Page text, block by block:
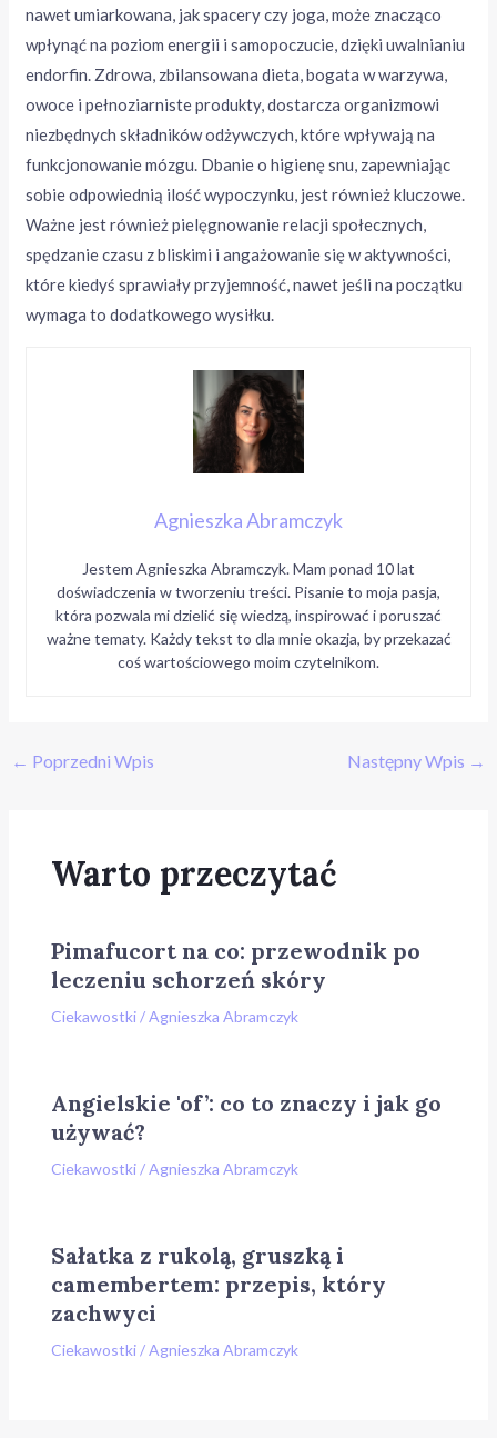
nawet umiarkowana, jak spacery czy joga, może znacząco
wpłynąć na poziom energii i samopoczucie, dzięki uwalnianiu
endorfin. Zdrowa, zbilansowana dieta, bogata w warzywa,
owoce i pełnoziarniste produkty, dostarcza organizmowi
niezbędnych składników odżywczych, które wpływają na
funkcjonowanie mózgu. Dbanie o higienę snu, zapewniając
sobie odpowiednią ilość wypoczynku, jest również kluczowe.
Ważne jest również pielęgnowanie relacji społecznych,
spędzanie czasu z bliskimi i angażowanie się w aktywności,
które kiedyś sprawiały przyjemność, nawet jeśli na początku
wymaga to dodatkowego wysiłku.
Agnieszka Abramczyk
Jestem Agnieszka Abramczyk. Mam ponad 10 lat
doświadczenia w tworzeniu treści. Pisanie to moja pasja,
która pozwala mi dzielić się wiedzą, inspirować i poruszać
ważne tematy. Każdy tekst to dla mnie okazja, by przekazać
coś wartościowego moim czytelnikom.
← Poprzedni Wpis Następny Wpis →
Warto przeczytać
Pimafucort na co: przewodnik po
leczeniu schorzeń skóry
Ciekawostki/Agnieszka Abramczyk
Angielskie 'of’: co to znaczy i jak go
używać?
Ciekawostki/Agnieszka Abramczyk
Sałatka z rukolą, gruszką i
camembertem: przepis, który
zachwyci
Ciekawostki/Agnieszka Abramczyk